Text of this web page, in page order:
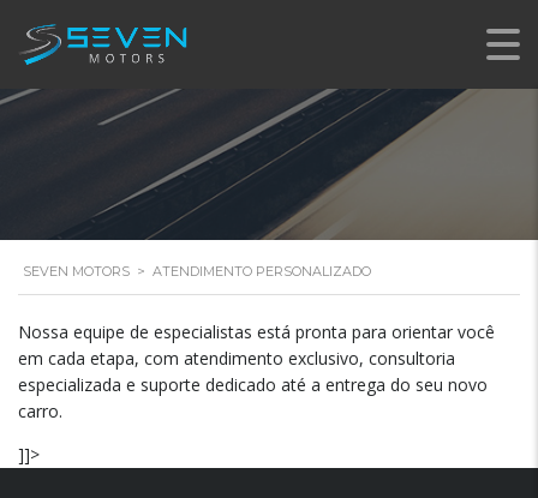
SEVEN MOTORS > ATENDIMENTO PERSONALIZADO
Nossa equipe de especialistas está pronta para orientar você
em cada etapa, com atendimento exclusivo, consultoria
especializada e suporte dedicado até a entrega do seu novo
carro.
]]>